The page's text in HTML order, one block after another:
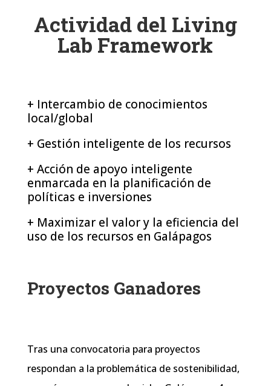
Actividad del Living
Lab Framework
+ Intercambio de conocimientos
local/global
+ Gestión inteligente de los recursos
+ Acción de apoyo inteligente
enmarcada en la planificación de
políticas e inversiones
+ Maximizar el valor y la eficiencia del
uso de los recursos en Galápagos
Proyectos Ganadores
Tras una convocatoria para proyectos
respondan a la problemática de sostenibilidad,